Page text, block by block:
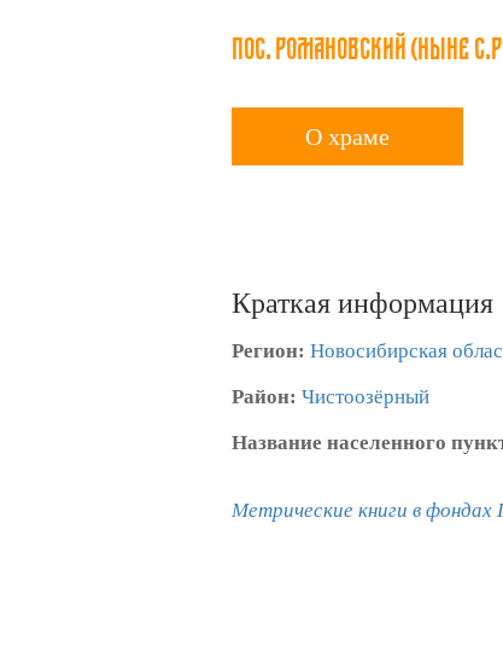
пос. Романовский (ныне
О храме
Краткая информация
Регион: Новосибирская
Район: Чистоозёрный
Название населенного
Метрические книги в фондах